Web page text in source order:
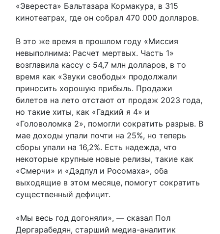
«Эвереста» Бальтазара Кормакура, в 315
кинотеатрах, где он собрал 470 000 долларов.
В это же время в прошлом году «Миссия
невыполнима: Расчет мертвых. Часть 1»
возглавила кассу с 54,7 млн ​​долларов, в то
время как «Звуки свободы» продолжали
приносить хорошую прибыль. Продажи
билетов на лето отстают от продаж 2023 года,
но такие хиты, как «Гадкий я 4» и
«Головоломка 2», помогли сократить разрыв. В
мае доходы упали почти на 25%, но теперь
сборы упали на 16,2%. Есть надежда, что
некоторые крупные новые релизы, такие как
«Смерчи» и «Дэдпул и Росомаха», оба
выходящие в этом месяце, помогут сократить
существенный дефицит.
«Мы весь год догоняли», — сказал Пол
Дергарабедян, старший медиа-аналитик